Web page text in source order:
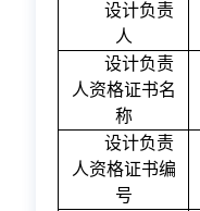
设计负责
人
设计负责
人资格证书名
称
设计负责
人资格证书编
号